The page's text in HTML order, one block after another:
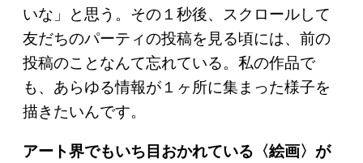
いな」と思う。その１秒後、スクロールして
友だちのパーティの投稿を見る頃には、前の
投稿のことなんて忘れている。私の作品で
も、あらゆる情報が１ヶ所に集まった様子を
描きたいんです。
アート界でもいち目おかれている〈絵画〉が